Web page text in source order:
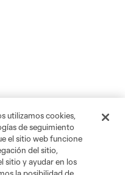
utilizamos cookies,
de seguimiento
el sitio web funcione
del sitio,
sitio y ayudar en los